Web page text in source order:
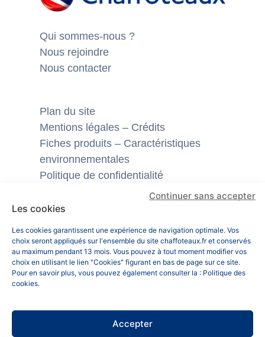
Les cookies
Les cookies garantissent une expérience de navigation optimale. Vos
choix seront appliqués sur l'ensemble du site chaffoteaux.fr et conservés
au maximum pendant 13 mois. Vous pouvez à tout moment modifier vos
choix en utilisant le lien "Cookies" figurant en bas de page sur ce site.
Pour en savoir plus, vous pouvez également consulter la : Politique des
cookies.
Accepter
Continuer sans accepter
Qui sommes-nous ?
Nous rejoindre
Nous contacter
Plan du site
Mentions légales – Crédits
Fiches produits – Caractéristiques
environnementales
Politique de confidentialité
Retrouvez-nous sur les réseaux
sociaux
Linkedin